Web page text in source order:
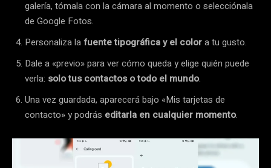
galería, tómala con la cámara al momento o selecciónala
de Google Fotos.
Personaliza lafuente tipográfica y el colora tu gusto.
Dale a «previo» para ver cómo queda y elige quién puede
verla: solo tus contactos o todo el mundo.
Una vez guardada, aparecerá bajo «Mis tarjetas de
contacto» y podrás editarla en cualquier momento.